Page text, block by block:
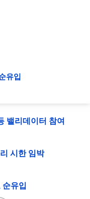
유입
밸리데이터 참여
시한 임박
순유입